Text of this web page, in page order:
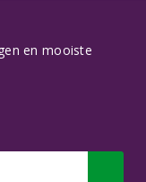
en mooiste